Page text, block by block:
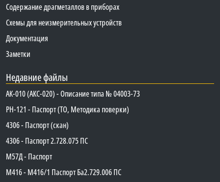
Содержание драгметаллов в приборах
Схемы для неизмерительных устройств
Документация
Заметки
Недавние файлы
АК-010 (АКС-020) - Описание типа № 04003-73
PH-121 - Паспорт (ТО, Методика поверки)
4306 - Паспорт (скан)
4306 - Паспорт 2.728.075 ПС
М57Д - Паспорт
М416 - М416/1 Паспорт Ба2.729.006 ПС